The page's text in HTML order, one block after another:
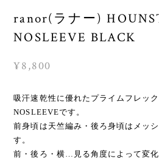
ranor(ラナー)
NOSLEEVE BLACK
¥8,800
吸汗速乾性に優れたプライムフレッ
NOSLEEVEです。
前身頃は天竺編み・後ろ身頃はメッ
す。
前・後ろ・横…見る角度によって変